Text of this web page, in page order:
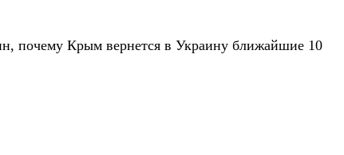
почему Крым вернется в Украину ближайшие 10